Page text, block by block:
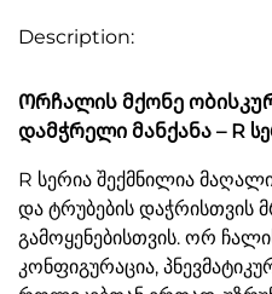
Description:
Ორჩალის მქონე
დამჭრელი მანქანა – R
R სერია შექმნილია
და ტრუბების დაჭრისთვის
გამოყენებისთვის. ორ
კონფიგურაცია,